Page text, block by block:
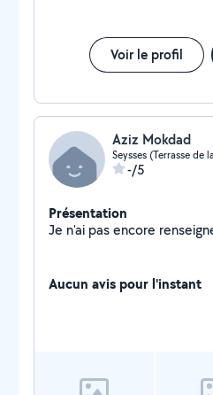
Voir le profil
Aziz Mokdad
Seysses (Terrasse de
-/5
Présentation
Aucun avis pour l'instant